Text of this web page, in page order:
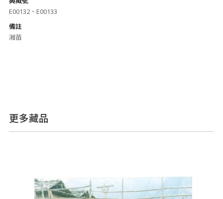
E00132、E00133
備註
湘苗
更多藏品